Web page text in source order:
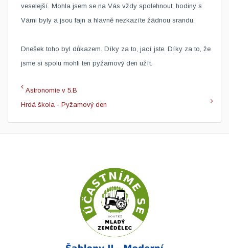
veselejší. Mohla jsem se na Vás vždy spolehnout, hodiny s
Vámi byly a jsou fajn a hlavně nezkazíte žádnou srandu.
Dnešek toho byl důkazem. Díky za to, jací jste. Díky za to, že
jsme si spolu mohli ten pyžamový den užít.
Astronomie v 5.B
Hrdá škola - Pyžamový den